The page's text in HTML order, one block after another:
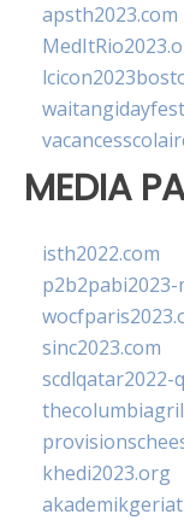
apsth2023.com
MEDIA
isth2022.com
p2b2pabi2023-
sinc2023.com
scdlqatar2022-
khedi2023.org